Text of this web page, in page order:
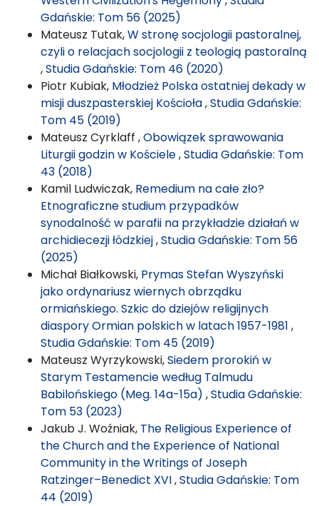
Gdańskie: Tom 56 (2025)
Mateusz Tutak,W stronę socjologii pastoralnej,
czyli o relacjach socjologii z teologią pastoralną
,Studia Gdańskie: Tom 46 (2020)
Piotr Kubiak, Młodzież Polska ostatniej dekady w
misji duszpasterskiej Kościoła,Studia Gdańskie:
Tom 45 (2019)
Mateusz Cyrklaff ,Obowiązek sprawowania
Liturgii godzin w Kościele,Studia Gdańskie: Tom
43 (2018)
Kamil Ludwiczak, Remedium na całe zło?
Etnograficzne studium przypadków
synodalność w parafii na przykładzie działań w
archidiecezji łódzkiej,Studia Gdańskie: Tom 56
(2025)
Michał Białkowski, Prymas Stefan Wyszyński
jako ordynariusz wiernych obrządku
ormiańskiego. Szkic do dziejów religijnych
diaspory Ormian polskich w latach 1957-1981 ,
Studia Gdańskie: Tom 45 (2019)
Mateusz Wyrzykowski,Siedem prorokiń w
Starym Testamencie według Talmudu
Babilońskiego (Meg. 14a-15a) ,Studia Gdańskie:
Tom 53 (2023)
Jakub J. Woźniak, The Religious Experience of
the Church and the Experience of National
Community in the Writings of Joseph
Ratzinger–Benedict XVI,Studia Gdańskie: Tom
44 (2019)